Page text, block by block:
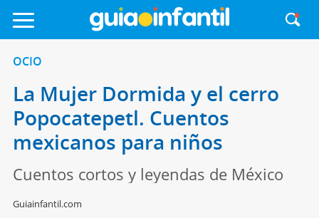
OCIO
La Mujer Dormida y el cerro
Popocatepetl. Cuentos
mexicanos para niños
Cuentos cortos y leyendas de México
Guiainfantil.com